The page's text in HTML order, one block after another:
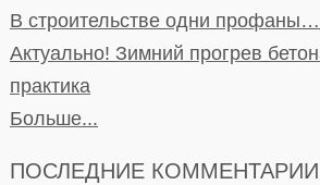
В строительстве одни
Актуально! Зимний прогрев
практика
Больше...
ПОСЛЕДНИЕ КОММЕНТАРИИ